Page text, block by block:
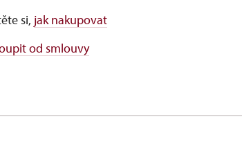
si, jak nakupovat
od smlouvy